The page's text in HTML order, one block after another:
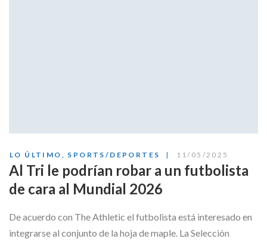
LO ÚLTIMO SPORTS/DEPORTES 11/05/2025
Al Tri le podrían robar a un futbolista
de cara al Mundial 2026
De acuerdo con The Athletic el futbolista está interesado en
integrarse al conjunto de la hoja de maple. La Selección